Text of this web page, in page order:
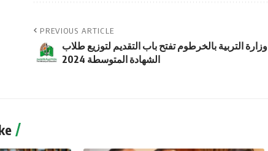
PREVIOUS ARTICLE
وزارة التربية بالخرطوم تفتح باب التقديم لتوزيع طلاب
الشهادة المتوسطة 2024